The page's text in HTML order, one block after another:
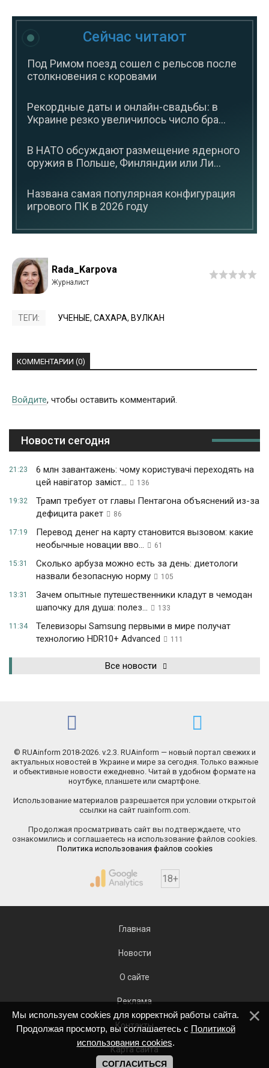
Сейчас читают
Под Римом поезд сошел с рельсов после
столкновения с коровами
Рекордные даты и онлайн-свадьбы: в
Украине резко увеличилось число бра...
В НАТО обсуждают размещение ядерного
оружия в Польше, Финляндии или Ли...
Названа самая популярная конфигурация
игрового ПК в 2026 году
Rada_Karpova
ТЕГИ: УЧЕНЫЕ, САХАРА, ВУЛКАН
КОММЕНТАРИИ (0)
Войдите, чтобы оставить комментарий.
Новости сегодня
21:23
6 млн завантажень: чому користувачі переходять на
цей навігатор заміст...
136
19:32
Трамп требует от главы Пентагона объяснений из-за
дефицита ракет
86
17:19
Перевод денег на карту становится вызовом: какие
необычные новации вво...
61
15:31
Сколько арбуза можно есть за день: диетологи
назвали безопасную норму
105
13:31
Зачем опытные путешественники кладут в чемодан
шапочку для душа: полез...
133
11:34
Телевизоры Samsung первыми в мире получат
технологию HDR10+ Advanced
111
Все новости
© RUAinform 2018-2026. v.2.3. RUAinform — новый портал свежих и
актуальных новостей в Украине и мире за сегодня. Только важные
и объективные новости ежедневно. Читай в удобном формате на
ноутбуке, планшете или смартфоне.
Использование материалов разрешается при условии открытой
ссылки на сайт ruainform.com.
Продолжая просматривать сайт вы подтверждаете, что
ознакомились и соглашаетесь на использование файлов cookies.
Политика использования файлов cookies
18+
Главная
Новости
О сайте
Реклама
Контакты
Карта сайта
Мы используем cookies для корректной работы сайта.
Продолжая просмотр, вы соглашаетесь с Политикой
использования cookies.
СОГЛАСИТЬСЯ